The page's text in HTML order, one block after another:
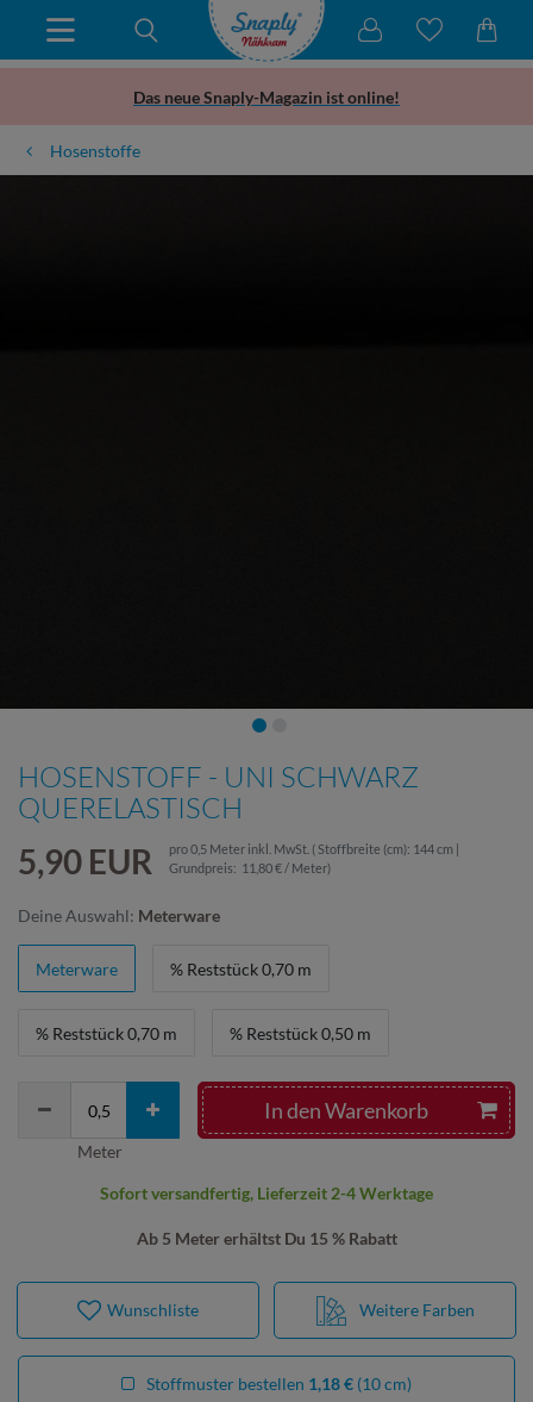
Das neue Snaply-Magazin ist online!
Hosenstoffe
HOSENSTOFF - UNI SCHWARZ
QUERELASTISCH
5,90 EUR pro0,5 Meter inkl. MwSt. ( Stoffbreite (cm): 144 cm |
Grundpreis: 11,80 € / Meter)
Ab 5 Meter erhältst Du 15 % Rabatt
Deine Auswahl: Meterware
Meterware % Reststück 0,70 m
% Reststück 0,70 m % Reststück 0,50 m
In den Warenkorb
Meter
Sofort versandfertig, Lieferzeit 2-4 Werktage
Weitere Farben
Wunschliste
Stoffmuster bestellen 1,18 € (10 cm)